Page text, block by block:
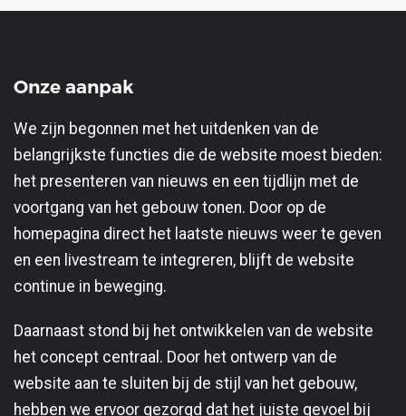
Onze aanpak
We zijn begonnen met het uitdenken van de
belangrijkste functies die de website moest bieden:
het presenteren van nieuws en een tijdlijn met de
voortgang van het gebouw tonen. Door op de
homepagina direct het laatste nieuws weer te geven
en een livestream te integreren, blijft de website
continue in beweging.
Daarnaast stond bij het ontwikkelen van de website
het concept centraal. Door het ontwerp van de
website aan te sluiten bij de stijl van het gebouw,
hebben we ervoor gezorgd dat het juiste gevoel bij